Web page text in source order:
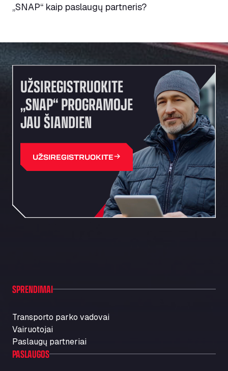
„SNAP“ kaip paslaugų partneris?
UŽSIREGISTRUOKITE
„SNAP“ PROGRAMOJE
JAU ŠIANDIEN
UŽSIREGISTRUOKITE
SPRENDIMAI
Transporto parko vadovai
Vairuotojai
Paslaugų partneriai
PASLAUGOS